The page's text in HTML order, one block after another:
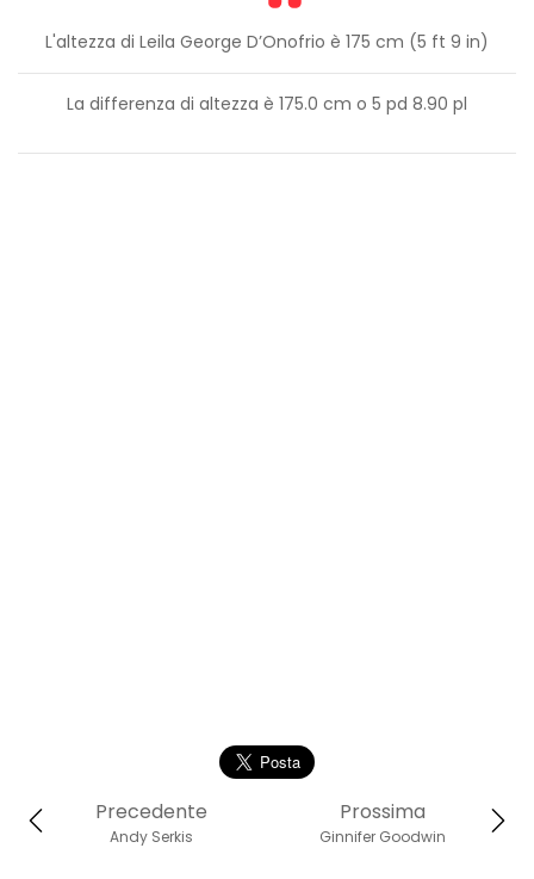
L'altezza di Leila George D’Onofrio è 175 cm (5 ft 9 in)
La differenza di altezza è 175.0 cm o 5 pd 8.90 pl
Prossima
Ginnifer Goodwin
Precedente
Andy Serkis